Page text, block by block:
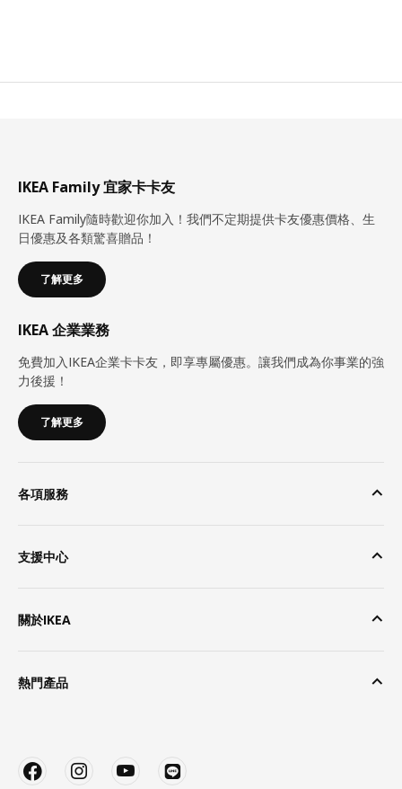
IKEA Family 宜家卡卡友
IKEA Family隨時歡迎你加入！我們不定期提供卡友優惠價格、生
日優惠及各類驚喜贈品！
了解更多
IKEA 企業業務
免費加入IKEA企業卡卡友，即享專屬優惠。讓我們成為你事業的強
力後援！
了解更多
各項服務
支援中心
關於IKEA
熱門產品